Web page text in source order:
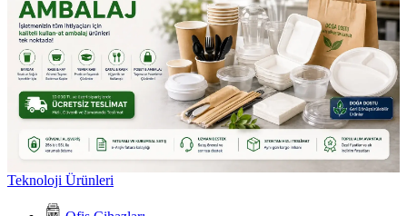
Teknoloji Ürünleri